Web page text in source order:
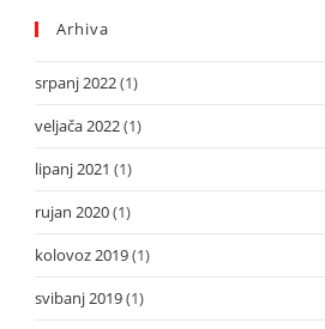
Arhiva
srpanj 2022(1)
veljača 2022(1)
lipanj 2021 (1)
rujan 2020(1)
kolovoz 2019(1)
svibanj 2019(1)